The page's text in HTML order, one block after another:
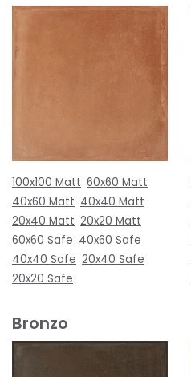
100x100 Matt 60x60 Matt
40x60 Matt 40x40 Matt
20x40 Matt 20x20 Matt
60x60 Safe 40x60 Safe
40x40 Safe 20x40 Safe
20x20 Safe
Bronzo